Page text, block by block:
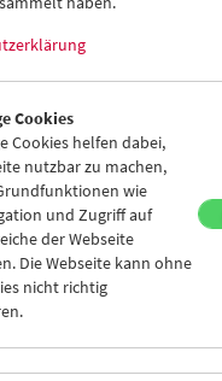
Cookies
Cookies helfen dabei,
nutzbar zu machen,
wie
und Zugriff auf
der Webseite
Die Webseite kann ohne
nicht richtig